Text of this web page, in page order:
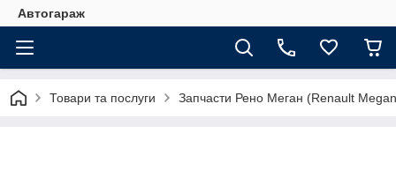
Автогараж
Товари та послуги Запчасти Рено Меган (Renault